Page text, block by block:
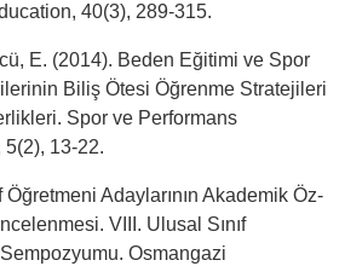
40(3), 289-315.
E. (2014). Beden Eğitimi ve Spor
Biliş Ötesi Öğrenme Stratejileri
Spor ve Performans
5(2), 13-22.
Öğretmeni Adaylarının Akademik Öz-
VIII. Ulusal Sınıf
Osmangazi